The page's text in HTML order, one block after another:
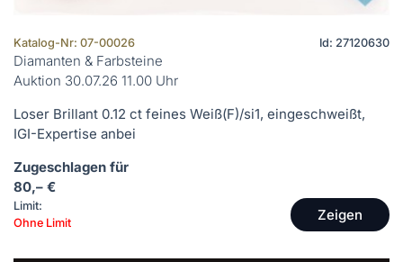
Katalog-Nr: 07-00026 Id: 27120630
Diamanten & Farbsteine
Auktion 30.07.26 11.00 Uhr
Loser Brillant 0.12 ct feines Weiß(F)/si1, eingeschweißt,
IGI-Expertise anbei
Zugeschlagen für
80,– €
Limit:
Ohne Limit
Zeigen